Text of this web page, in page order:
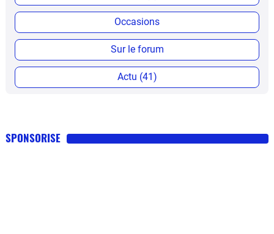
Occasions
Sur le forum
Actu (41)
SPONSORISE